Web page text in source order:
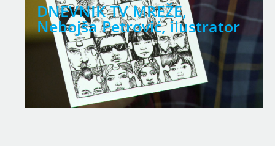
ilustrator Mladi i roditelji